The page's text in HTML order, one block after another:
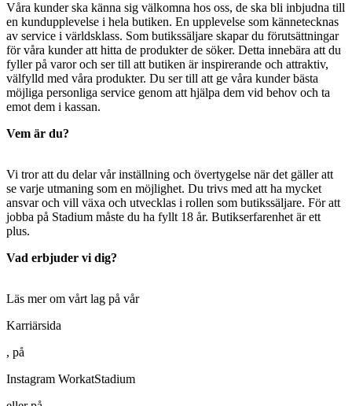
Våra kunder ska känna sig välkomna hos oss, de ska bli inbjudna till
en kundupplevelse i hela butiken. En upplevelse som kännetecknas
av service i världsklass. Som butikssäljare skapar du förutsättningar
för våra kunder att hitta de produkter de söker. Detta innebära att du
fyller på varor och ser till att butiken är inspirerande och attraktiv,
välfylld med våra produkter. Du ser till att ge våra kunder bästa
möjliga personliga service genom att hjälpa dem vid behov och ta
emot dem i kassan.
Vem är du?
Vi tror att du delar vår inställning och övertygelse när det gäller att
se varje utmaning som en möjlighet. Du trivs med att ha mycket
ansvar och vill växa och utvecklas i rollen som butikssäljare. För att
jobba på Stadium måste du ha fyllt 18 år. Butikserfarenhet är ett
plus.
Vad erbjuder vi dig?
Läs mer om vårt lag på vår
Karriärsida
, på
Instagram WorkatStadium